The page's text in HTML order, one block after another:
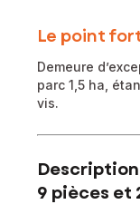
Le point
Demeure
parc 1,5 ha,
vis.
9 pièces et